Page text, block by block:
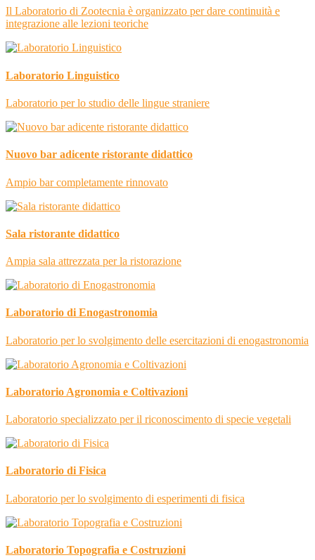
Il Laboratorio di Zootecnia è organizzato per dare continuità e
integrazione alle lezioni teoriche
Laboratorio Linguistico
Laboratorio per lo studio delle lingue straniere
Nuovo bar adicente ristorante didattico
Ampio bar completamente rinnovato
Sala ristorante didattico
Ampia sala attrezzata per la ristorazione
Laboratorio di Enogastronomia
Laboratorio per lo svolgimento delle esercitazioni di enogastronomia
Laboratorio Agronomia e Coltivazioni
Laboratorio specializzato per il riconoscimento di specie vegetali
Laboratorio di Fisica
Laboratorio per lo svolgimento di esperimenti di fisica
Laboratorio Topografia e Costruzioni